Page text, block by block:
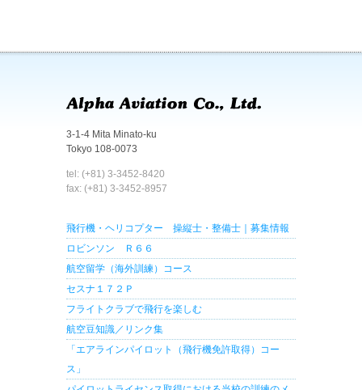
3-1-4 Mita Minato-ku
Tokyo 108-0073
tel: (+81) 3-3452-8420
fax: (+81) 3-3452-8957
飛行機・ヘリコプター 操縦士・整備士｜募集情報
ロビンソン Ｒ６６
航空留学（海外訓練）コース
セスナ１７２Ｐ
フライトクラブで飛行を楽しむ
航空豆知識／リンク集
「エアラインパイロット（飛行機免許取得）コー
ス」